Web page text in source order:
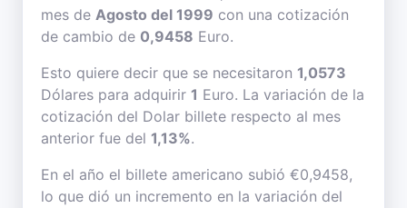
mes de Agosto del 1999 con una cotización
de cambio de 0,9458 Euro.
Esto quiere decir que se necesitaron 1,0573
Dólares para adquirir 1 Euro. La variación de la
cotización del Dolar billete respecto al mes
anterior fue del 1,13%.
En el año el billete americano subió €0,9458,
lo que dió un incremento en la variación del